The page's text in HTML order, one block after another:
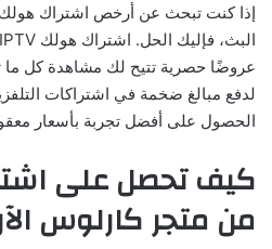
عروضًا حصرية تتيح لك مشاهدة كل ما
لدفع مبالغ ضخمة في اشتراكات
الحصول على أفضل تجربة بأسعار
من متجر كارلوس